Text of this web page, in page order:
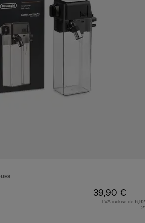
39,90 €
TVA incluse de